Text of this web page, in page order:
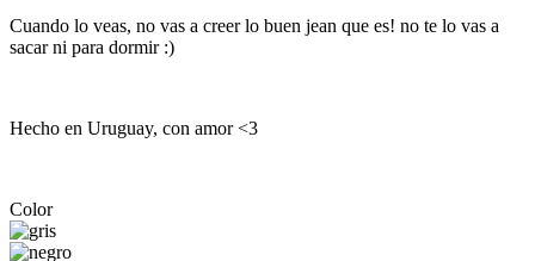
Cuando lo veas, no vas a creer lo buen jean que es! no te lo vas a
sacar ni para dormir :)
Hecho en Uruguay, con amor <3
Color